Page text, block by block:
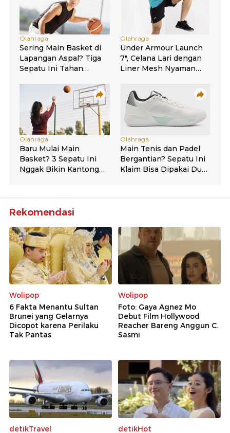
Rekomendasi
Wolipop
6 Fakta Menantu Sultan
Brunei yang Gelarnya
Dicopot karena Perilaku
Tak Pantas
Wolipop
Foto: Gaya Agnez Mo
Debut Film Hollywood
Reacher Bareng Anggun C.
Sasmi
detikTravel detikHot